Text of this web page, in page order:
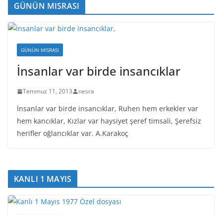
GÜNÜN MISRASI
GÜNÜN MISRASI
İnsanlar var birde insancıklar
Temmuz 11, 2013 nesra
İnsanlar var birde insancıklar, Ruhen hem erkekler var
hem kancıklar, Kızlar var haysiyet şeref timsali, Şerefsiz
herifler oğlancıklar var. A.Karakoç
KANLI 1 MAYIS